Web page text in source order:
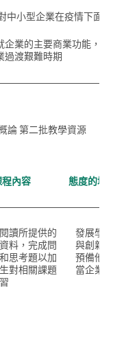
中小型企業在疫情下面
企業的主要商業功能，
過渡艱難時期
論 第二批教學資源
內容 態度的培
讀所提供的
料，完成問
思考題以加
對相關課題
發展學
與創新
預備他
當企業